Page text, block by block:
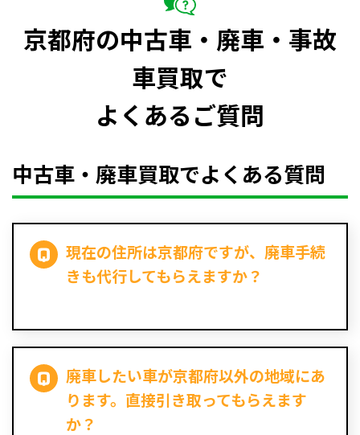
京都府の中古車・廃車・事故
車買取で
よくあるご質問
中古車・廃車買取でよくある質問
現在の住所は京都府ですが、廃車手続
きも代行してもらえますか？
廃車したい車が京都府以外の地域にあ
ります。直接引き取ってもらえます
か？